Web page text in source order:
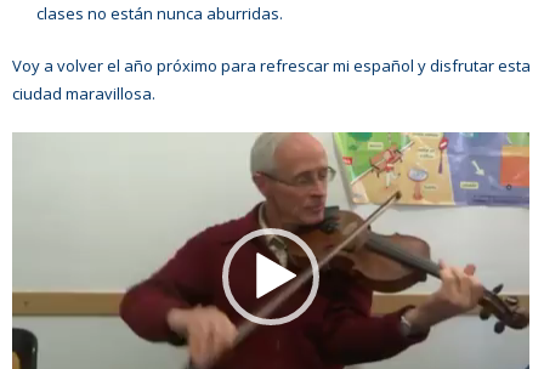
clases no están nunca aburridas.
Voy a volver el año próximo para refrescar mi español y disfrutar esta
ciudad maravillosa.